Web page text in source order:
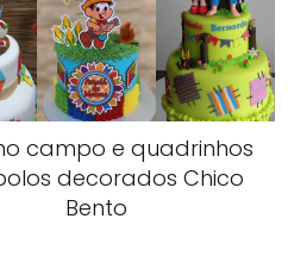
campo e quadrinhos
decorados Chico
Bento